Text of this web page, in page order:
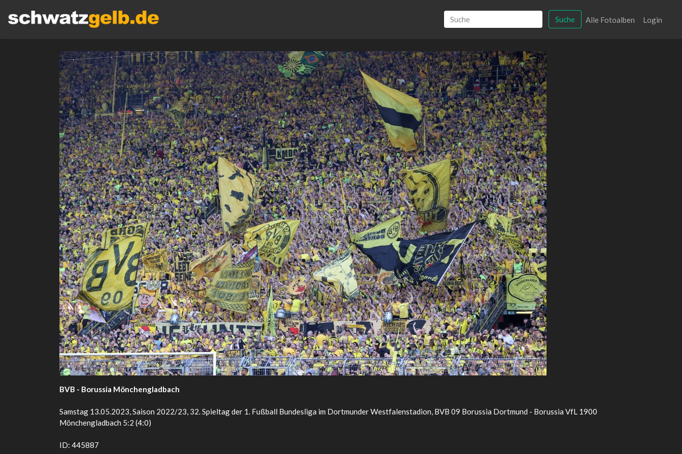
Suche Alle Fotoalben Login
BVB - Borussia Mönchengladbach
Samstag 13.05.2023, Saison 2022/23, 32. Spieltag der 1. Fußball Bundesliga im Dortmunder Westfalenstadion, BVB 09 Borussia Dortmund - Borussia VfL 1900
Mönchengladbach 5:2 (4:0)
ID: 445887